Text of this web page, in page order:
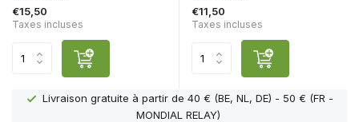
€15,50
Taxes incluses
€11,50
Taxes incluses
Livraison gratuite à partir de 40 € (BE, NL, DE) - 50 € (FR -
MONDIAL RELAY)